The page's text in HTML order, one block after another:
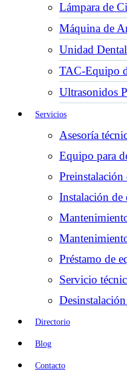
Lámpara de
Máquina de
Unidad Dental
TAC-Equipo
Ultrasonidos
Servicios
Asesoría
Equipo para
Instalación de
Préstamo de
Servicio
Directorio
Blog
Contacto